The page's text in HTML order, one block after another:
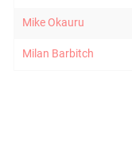
Mike Okauru
Milan Barbitch